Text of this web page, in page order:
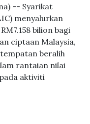
-- Syarikat
menyalurkan
bilion bagi
ciptaan Malaysia,
beralih
rantaian nilai
aktiviti